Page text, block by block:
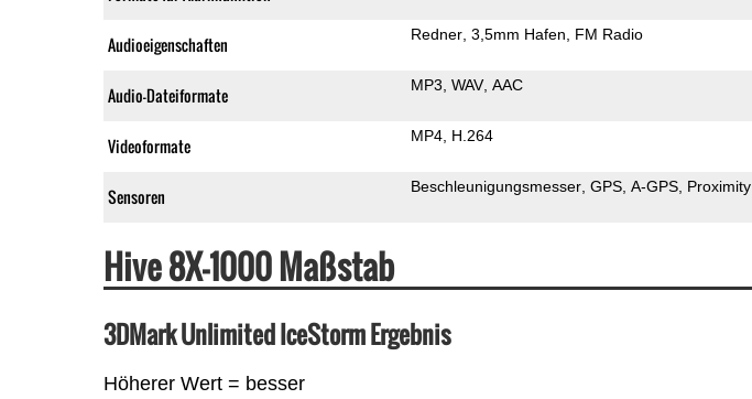
Audioeigenschaften Redner 3,5mm Hafen FM Radio
Audio-Dateiformate MP3 WAV AAC
Videoformate MP4 H.264
Sensoren Beschleunigungsmesser GPS A-GPS Proximity
Hive 8X-1000 Maßstab
3DMark Unlimited IceStorm Ergebnis
Höherer Wert = besser